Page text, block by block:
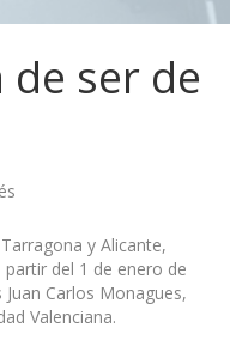
l
de ser de
AP-
7
dejará
de
y Alicante,
del 1 de enero de
Carlos Monagues,
Valenciana.